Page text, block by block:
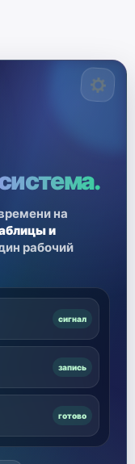
на
и
рабочий
сигнал
запись
готово